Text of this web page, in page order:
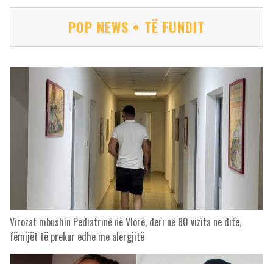
POP NEWS • TË FUNDIT
Virozat mbushin Pediatrinë në Vlorë, deri në 80 vizita në ditë,
fëmijët të prekur edhe me alergjitë